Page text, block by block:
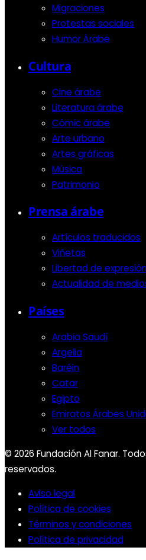
Migraciones
Protestas sociales
Humor Árabe
Cultura
Cine árabe
Literatura árabe
Cómic árabe
Arte urbano
Artes gráficas
Música
Patrimonio
Prensa árabe
Artículos traducidos
Viñetas
Libertad de
Actualidad de
Países
Arabia Saudí
Argelia
Baréin
Catar
Egipto
Emiratos Árabes
Ver todos
© 2026 Fundación Al Fanar.
reservados.
Aviso legal
Política de cookies
Términos y condiciones
Política de privacidad